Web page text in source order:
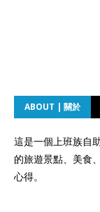
ABOUT | 關於
這是一個上班族自
的旅遊景點、美食
心得。